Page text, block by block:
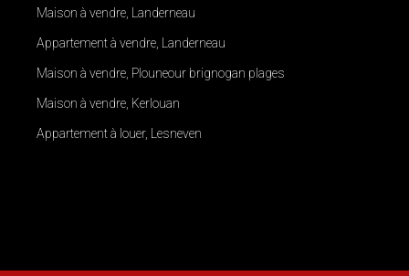
Maison à vendre, Landerneau
Appartement à vendre, Landerneau
Maison à vendre, Plouneour brignogan plages
Maison à vendre, Kerlouan
Appartement à louer, Lesneven